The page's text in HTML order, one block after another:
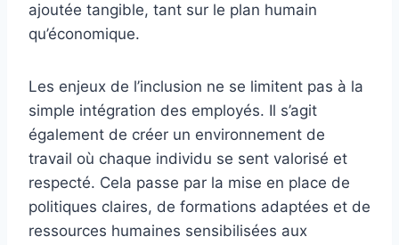
ajoutée tangible, tant sur le plan humain
qu’économique.
Les enjeux de l’inclusion ne se limitent pas à la
simple intégration des employés. Il s’agit
également de créer un environnement de
travail où chaque individu se sent valorisé et
respecté. Cela passe par la mise en place de
politiques claires, de formations adaptées et de
ressources humaines sensibilisées aux